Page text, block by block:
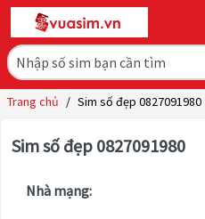
Trang chủ / Sim số đẹp 0827091980
Sim số đẹp 0827091980
Nhà mạng: